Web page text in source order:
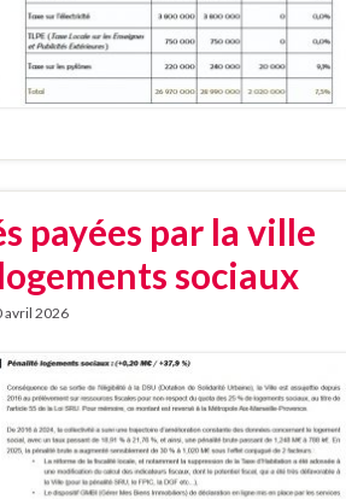
payées par la ville
sociaux
avril 2026